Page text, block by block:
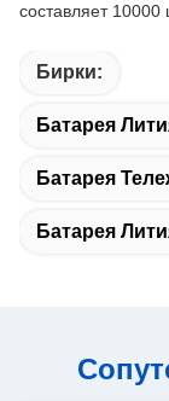
составляет 10000
Бирки:
Батарея
Батарея
Батарея